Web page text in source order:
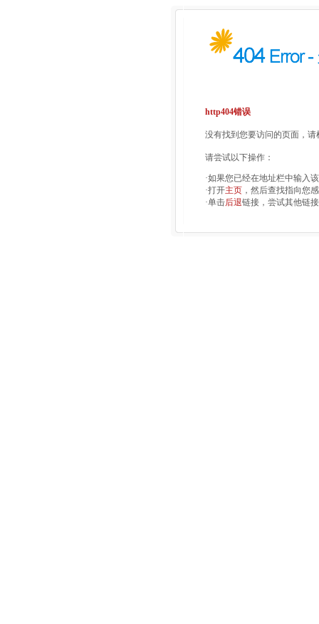
http404错误
没有找到您要访问的页面，
请尝试以下操作：
·如果您已经在地址栏中输入
·打开主页 ，然后查找指向您
·单击后退链接，尝试其他链